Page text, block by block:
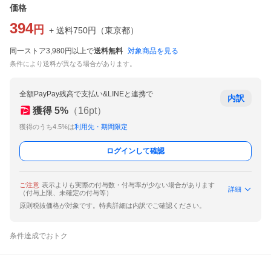
価格
394円 + 送料750円 （東京都）
同一ストア3,980円以上で送料無料 対象商品を見る
条件により送料が異なる場合があります。
全額PayPay残高で支払い&LINEと連携で
獲得 5% （16pt）
獲得のうち4.5%は利用先・期間限定
内訳
ログインして確認
ご注意 表示よりも実際の付与数・付与率が少ない場合があります
（付与上限、未確定の付与等）
詳細
原則税抜価格が対象です。特典詳細は内訳でご確認ください。
条件達成でおトク